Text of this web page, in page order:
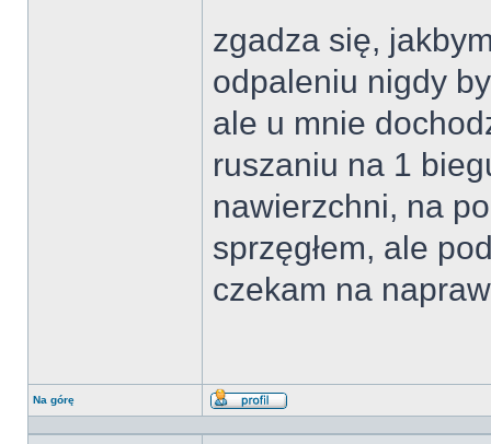
zgadza się,
odpaleniu nigdy
ale u mnie
ruszaniu na 1
nawierzchni, na
sprzęgłem, ale
czekam na
Na górę
Wyświetl